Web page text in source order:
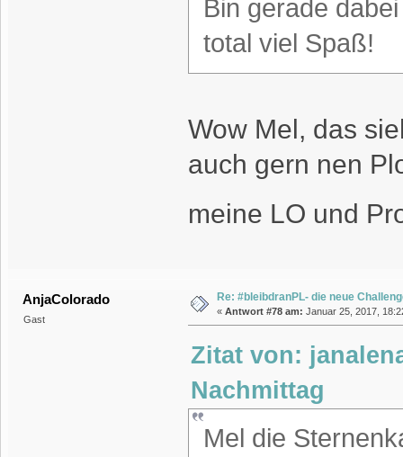
Bin gerade
total viel Spaß!
Wow Mel, das
auch gern nen
meine LO und
AnjaColorado
Gast
Re: #bleibdranPL- die neue
« Antwort #78 am: Januar 25, 2017,
Zitat von:
Nachmittag
Mel die